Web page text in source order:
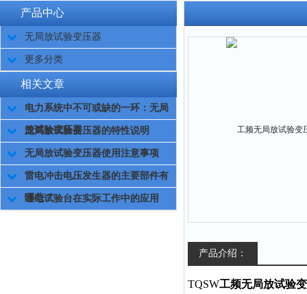
产品中心
无局放试验变压器
更多分类
相关文章
电力系统中不可或缺的一环：无局
放试验变压器
无局放试验变压器的特性说明
无局放试验变压器使用注意事项
雷电冲击电压发生器的主要部件有
哪些？
通电试验台在实际工作中的应用
产品介绍：
TQSW工频无局放试验